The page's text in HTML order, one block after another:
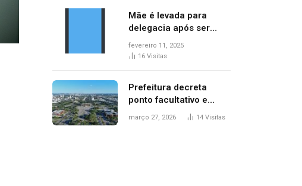
Mãe é levada para
delegacia após ser
denunciada por maus-
tratos contra dois
fevereiro 11, 2025
16 Visitas
Prefeitura decreta
ponto facultativo e
servidores públicos
março 27, 2026 14 Visitas